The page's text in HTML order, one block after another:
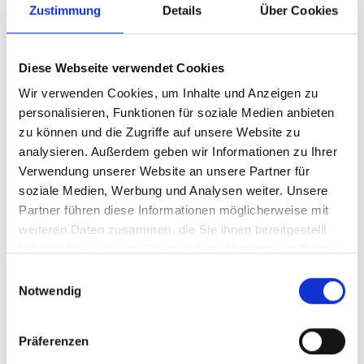
Zustimmung Details Über Cookies
Diese Webseite verwendet Cookies
Wir verwenden Cookies, um Inhalte und Anzeigen zu
personalisieren, Funktionen für soziale Medien anbieten
zu können und die Zugriffe auf unsere Website zu
analysieren. Außerdem geben wir Informationen zu Ihrer
Verwendung unserer Website an unsere Partner für
soziale Medien, Werbung und Analysen weiter. Unsere
Partner führen diese Informationen möglicherweise mit
weiteren Daten zusammen, die Sie ihnen bereitgestellt
Notwendig
Präferenzen
Bevölkerungswachstum und solider wirtschaftlicher
oder Bergedorf finden sich Objekte mit
langfristigem Potenzial. Viele Banken finanzieren bei
guter Bonität und Vermietbarkeit den Kaufpreis
vollständig – die Nebenkosten (Grunderwerbsteuer,
Notar, Makler) sollten jedoch aus Eigenmitteln
gedeckt werden. Alternativ können auch weitere
Sicherheiten (z. B. Immobilienbestand oder liquide
Rücklagen) genutzt werden. Eine 100 %- oder 105 %-
Finanzierung ist so auch ohne „klassisches“
Ablauf & Beratungsprozess – speziell